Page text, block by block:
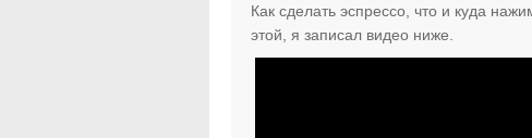
Как сделать эспрессо, что и куда
этой, я записал видео ниже.